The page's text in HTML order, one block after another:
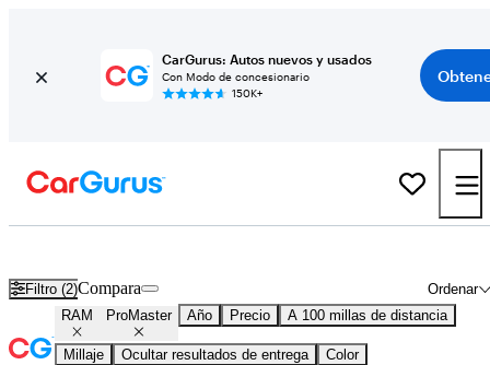
CarGurus: Autos nuevos y usados
Con Modo de concesionario
150K+
Filtro (2) Ordenar
Compara
RAM ProMaster Año Precio A 100 millas de distancia
Millaje Ocultar resultados de entrega
Color